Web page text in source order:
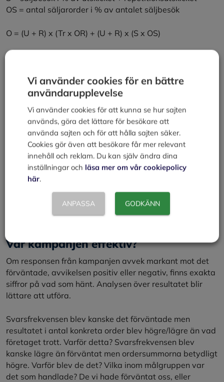
OS = antal säljarorder i % av antalet säljbesök
O = (U + R) x (Tr x OR) + (U + R) x (S x OS)
O = (2 000 + 1 800) x (0,066 x 0,5) + (2 000 + 1 800) x
Lek nu med tanken att företaget (genom erfarenhet av
varje steg. Kanske genom att förfina målgruppen ännu
mer, se ovan ”Av de som handlade var de stora flertalet
företag med 5-20 anställda”, argumentera på ett bättre
sätt o.s.v.
O = (2 000 + 1 800) x (0,0792 x 0,6) + (2 000 + 1 800) x
(0,0473 x 0,72) = 310
Resultatet blev inte 20 % bättre, det blev ca 45 %
bättre. Tänkvärt!
Var kampanjen effektiv?
Om responsen från kampanjen avvek markant mot det
förväntade, avvikelsen positiv eller negativ, finns exakta
siffror på vad som hänt. Analysen över resultatet blir
lättare att utföra.
Svarsfrekvensen blev kanske det förväntade men
resultatet i antal konkreta order blev högre/lägre än vad
företaget trott. Varför detta? Svarsfrekvensen blev
kanske lägre än förväntat men ordersummorna betydligt
högre. Varför blev de det? Vilka inom målgruppen var
det som handlade? De vi hade förväntat oss, eller
Vi använder cookies för en bättre
användarupplevelse
Vi använder cookies för att kunna se hur sajten
används, göra det lättare för besökare att
använda sajten och för att hålla sajten säker.
Cookies gör även att besökare får mer relevant
innehåll och reklam. Du kan själv ändra dina
inställningar och läsa mer om vår cookiepolicy
här.
ANPASSA GODKÄNN